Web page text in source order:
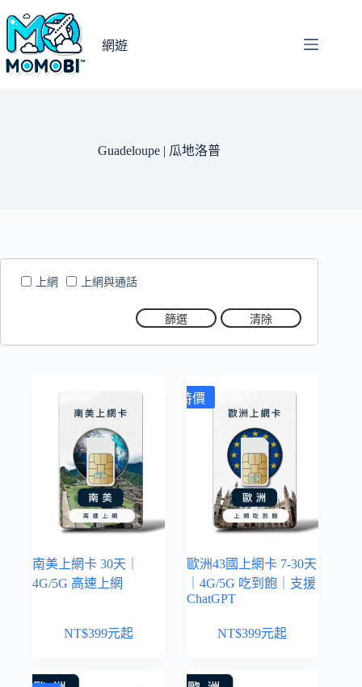
主
要
網遊
Guadeloupe | 瓜地洛普
上網 上網與通話
篩選 清除
南美上網卡 30天｜
4G/5G 高速上網
NT$399元起
特價
歐洲43國上網卡 7-30天
｜4G/5G 吃到飽｜支援
ChatGPT
NT$399元起